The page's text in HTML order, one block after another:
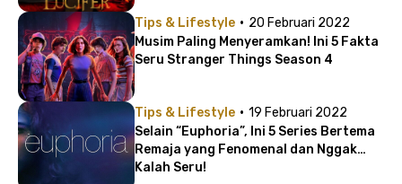
Tips & Lifestyle · 20 Februari 2022
Musim Paling Menyeramkan! Ini 5 Fakta
Seru Stranger Things Season 4
Tips & Lifestyle · 19 Februari 2022
Selain “Euphoria”, Ini 5 Series Bertema
Remaja yang Fenomenal dan Nggak
Kalah Seru!